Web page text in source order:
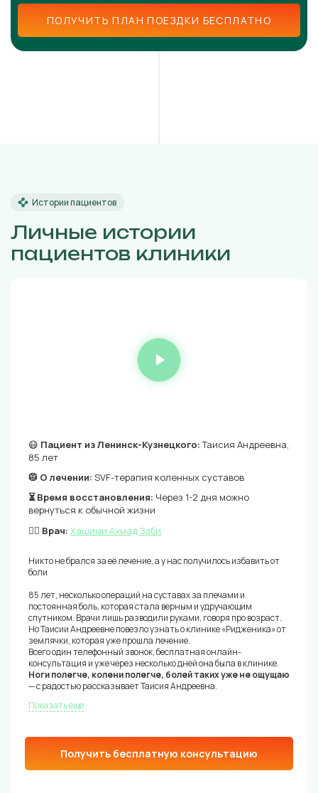
ПОЛУЧИТЬ ПЛАН ПОЕЗДКИ БЕСПЛАТНО
Истории пациентов
Личные истории
пациентов клиники
😷 Пациент из Ленинск-Кузнецкого:Таисия Андреевна,
85 лет
🥼 О лечении: SVF-терапия коленных суставов
⏳ Время восстановления: Через 1-2 дня можно
вернуться к обычной жизни
👨‍⚕️ Врач: Хашими Ахмад Заби
Никто не брался за её лечение, а у нас получилось избавить от
боли
85 лет, несколько операций на суставах за плечами и
постоянная боль, которая стала верным и удручающим
спутником. Врачи лишь разводили руками, говоря про возраст.
Но Таисии Андреевне повезло узнать о клинике «Ридженика» от
землячки, которая уже прошла лечение.
Всего один телефонный звонок, бесплатная онлайн-
консультация и уже через несколько дней она была в клинике.
Ноги полегче, колени полегче, болей таких уже не ощущаю
— с радостью рассказывает Таисия Андреевна.
Показать еще
Получить бесплатную консультацию